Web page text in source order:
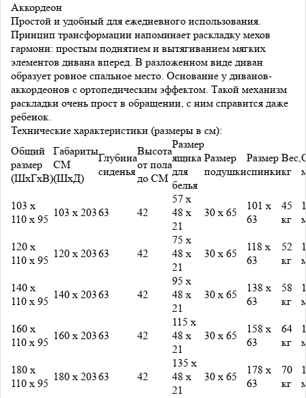
Аккордеон
Простой и удобный для ежедневного использования.
Принцип трансформации напоминает раскладку мехов
гармони: простым поднятием и вытягиванием мягких
элементов дивана вперед. В разложенном виде диван
образует ровное спальное место. Основание у диванов-
аккордеонов с ортопедическим эффектом. Такой механизм
раскладки очень прост в обращении, с ним справится даже
ребенок.
Технические характеристики (размеры в см):
Общий
размер
(ШхГхВ)
Габариты
СМ
(ШхД)
Глубина
сиденья
Высота
от пола
до СМ
Размер
ящика
для
белья
Размер
подушки
Размер
спинки
Вес,
кг
103 х
110 х 95
103 х 20363 42
57 х
48 х
21
30 х 65
101 х
63
45
кг
120 х
110 х 95
120 х 20363 42
75 х
48 х
21
30 х 65
118 х
63
52
кг
140 х
110 х 95
140 х 20363 42
95 х
48 х
21
30 х 65
138 х
63
58
кг
160 х
110 х 95
160 х 20363 42
115 х
48 х
21
30 х 65
158 х
63
64
кг
180 х
110 х 95
180 х 20363 42
135 х
48 х
21
30 х 65
178 х
63
70
кг